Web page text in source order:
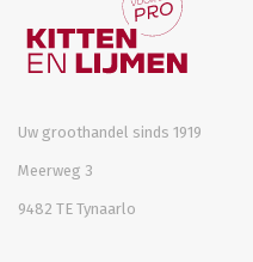
Uw groothandel sinds 1919
Meerweg 3
9482 TE Tynaarlo